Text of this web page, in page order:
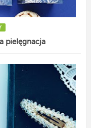
pielęgnacja